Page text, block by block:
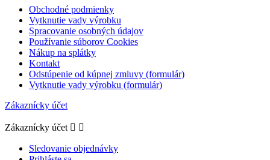
Obchodné podmienky
Vytknutie vady výrobku
Spracovanie osobných údajov
Používanie súborov Cookies
Nákup na splátky
Kontakt
Odstúpenie od kúpnej zmluvy (formulár)
Vytknutie vady výrobku (formulár)
Zákaznícky účet
Zákaznícky účet  
Sledovanie objednávky